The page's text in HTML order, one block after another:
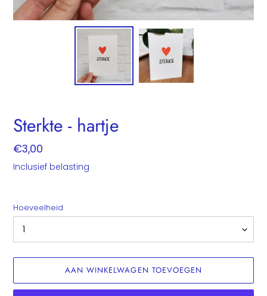
Sterkte - hartje
Normale
prijs
€3,00
Inclusief belasting
Hoeveelheid
AAN WINKELWAGEN TOEVOEGEN